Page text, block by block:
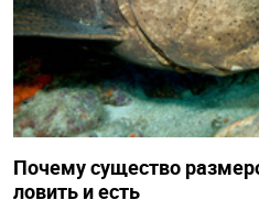
Почему существо
ловить и есть